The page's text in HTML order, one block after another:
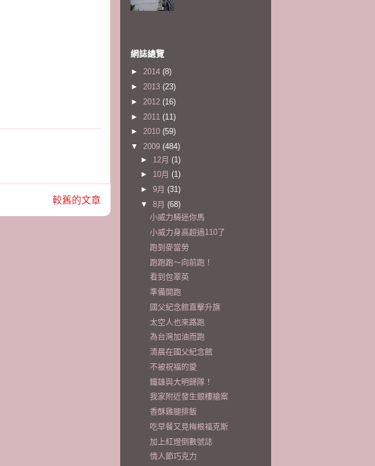
較舊的文章
網誌總覽
► 2014 (8)
► 2013 (23)
► 2012 (16)
► 2011 (11)
► 2010 (59)
▼ 2009 (484)
► 12月 (1)
► 10月 (1)
► 9月 (31)
▼ 8月 (68)
小威力騎迷你馬
小威力身高超過110了
跑到麥當勞
跑跑跑～向前跑！
看到包翠英
準備開跑
國父紀念館直擊升旗
太空人也來路跑
為台灣加油而跑
清晨在國父紀念館
不被祝福的愛
鐵雄與大明歸隊！
我家附近發生銀樓搶案
香酥雞腿排飯
吃早餐又見梅根福克斯
加上紅燈倒數號誌
情人節巧克力